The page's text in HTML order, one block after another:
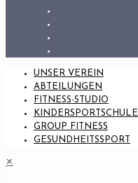
UNSER VEREIN
ABTEILUNGEN
FITNESS-STUDIO
KINDERSPORTSCHULE
GROUP FITNESS
GESUNDHEITSSPORT
✕